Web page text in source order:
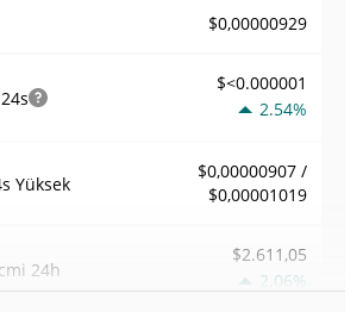
$0,00000929
24s
$<0.000001
2.54%
Yüksek
$0,00000907 /
$0,00001019
24h
$2.611,05
2.06%